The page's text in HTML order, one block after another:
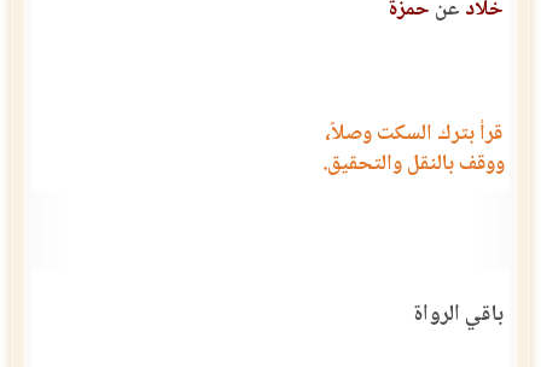
خلاد عن حمزة
قرأ بترك السكت وصلاً،
ووقف بالنقل والتحقيق.
باقي الرواة